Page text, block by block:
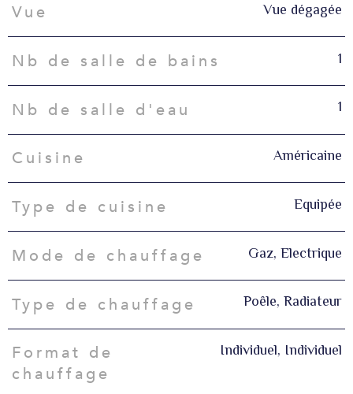
Vue Vue dégagée
Nb de salle de bains 1
Nb de salle d'eau 1
Cuisine Américaine
Type de cuisine Equipée
Mode de chauffage Gaz, Electrique
Type de chauffage Poêle, Radiateur
Format de
chauffage
Individuel, Individuel